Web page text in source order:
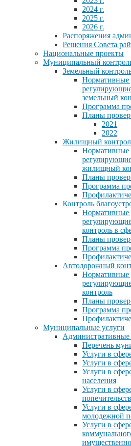
2024 г.
2025 г.
2026 г.
Распоряжения
Решения Совета
Национальные проекты
Муниципальный
Земельный
Нормативные
земельный
Программа
Планы
2021
2022
Жилищный
Нормативные
жилищный
Планы
Программа
Контроль
Нормативные
контроль в
Планы
Программа
Автодорожный
Нормативные
контроль
Планы
Программа
Муниципальные услуги
Административные
Перечень
Услуги в
Услуги в
Услуги в
населения
Услуги в
Услуги в
молодежной
Услуги в